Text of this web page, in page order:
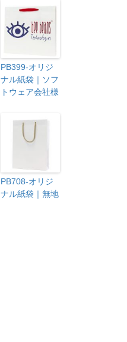
PB399-オリジ
ナル紙袋｜ソフ
トウェア会社様
PB708-オリジ
ナル紙袋｜無地